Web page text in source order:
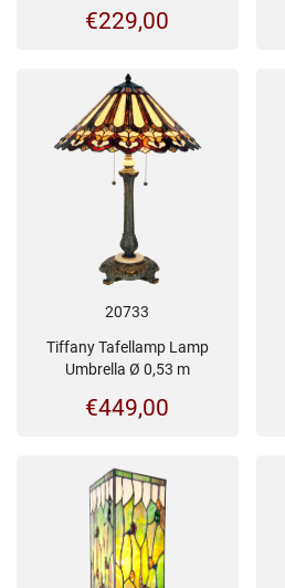
€229,00
20733
Tiffany Tafellamp Lamp
Umbrella Ø 0,53 m
€449,00